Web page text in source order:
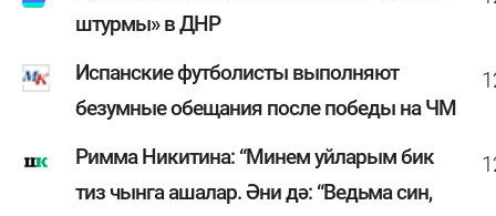
штурмы» в ДНР
Испанские футболисты выполняют
безумные обещания после победы на ЧМ
Римма Никитина: “Минем уйларым бик
тиз чынга ашалар. Әни дә: “Ведьма син,